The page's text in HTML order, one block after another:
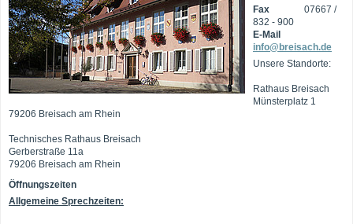
Fax
07667 /
832 - 900
E-Mail
info@breisach.de
Unsere Standorte:
Rathaus Breisach
Münsterplatz 1
79206 Breisach am Rhein
Technisches Rathaus Breisach
Gerberstraße 11a
79206 Breisach am Rhein
Öffnungszeiten
Allgemeine Sprechzeiten: